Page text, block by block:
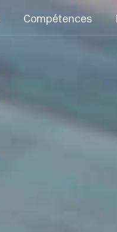
Compétences